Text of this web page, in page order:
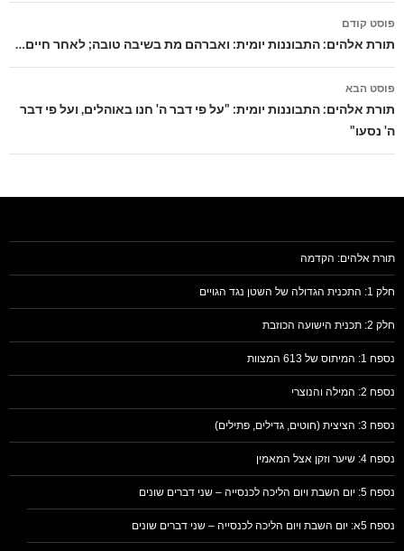
ניווט
בפוסטים
פוסט קודם
תורת אלהים: התבוננות יומית: ואברהם מת בשיבה טובה; לאחר חיים…
פוסט הבא
תורת אלהים: התבוננות יומית: "על פי דבר ה' חנו באוהלים, ועל פי דבר
ה' נסעו"
תורת אלהים: הקדמה
חלק 1: התכנית הגדולה של השטן נגד הגויים
חלק 2: תכנית הישועה הכוזבת
נספח 1: המיתוס של 613 המצוות
נספח 2: המילה והנוצרי
נספח 3: הציצית (חוטים, גדילים, פתילים)
נספח 4: שיער וזקן אצל המאמין
נספח 5: יום השבת ויום הליכה לכנסייה – שני דברים שונים
נספח 5א: יום השבת ויום הליכה לכנסייה – שני דברים שונים